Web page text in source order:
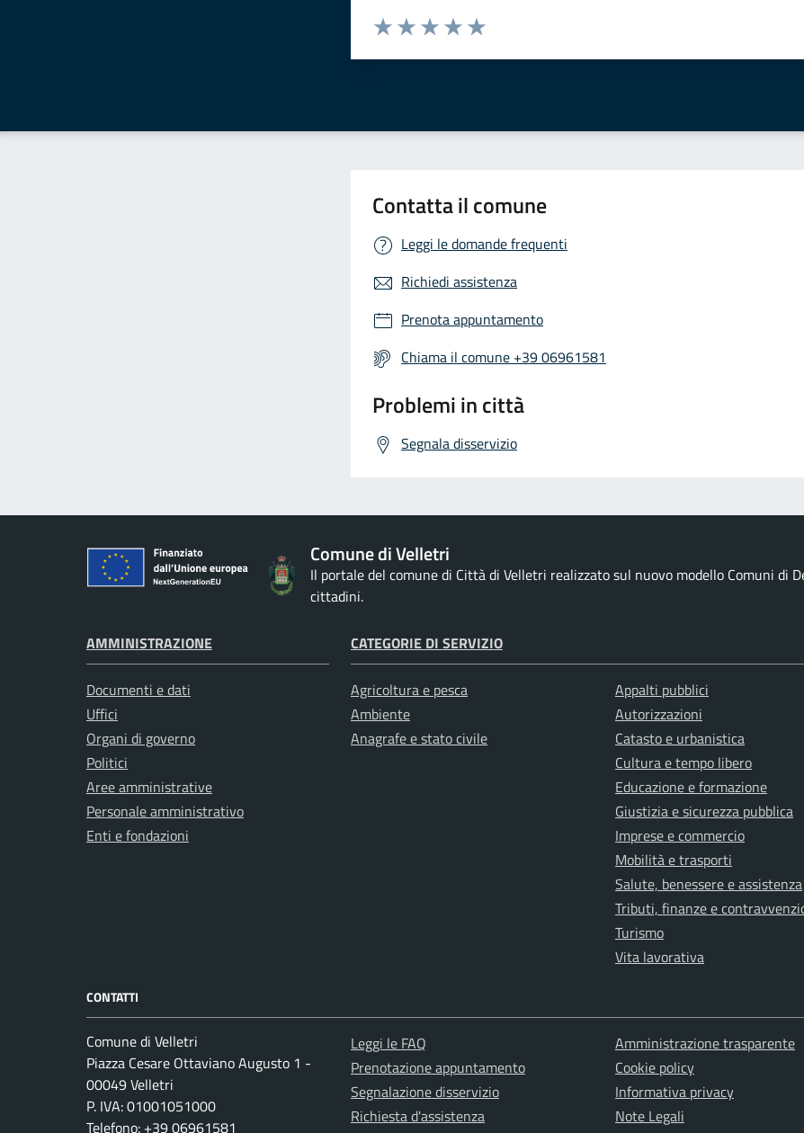
Valuta da 1 a 5 stelle la pagina
Contatta il comune
Leggi le domande frequenti
Richiedi assistenza
Prenota appuntamento
Chiama il comune +39 06961581
Problemi in città
Segnala disservizio
Comune di Velletri
Il portale del comune di Città di Velletri realizzato sul nuovo modello Comuni di
cittadini.
AMMINISTRAZIONE
Documenti e dati
Uffici
Organi di governo
Politici
Aree amministrative
Personale amministrativo
Enti e fondazioni
CATEGORIE DI SERVIZIO
Agricoltura e pesca
Ambiente
Anagrafe e stato civile
Appalti pubblici
Autorizzazioni
Catasto e urbanistica
Cultura e tempo libero
Educazione e formazione
Giustizia e sicurezza pubblica
Imprese e commercio
Mobilità e trasporti
Salute, benessere e assistenza
Tributi, finanze e
Turismo
Vita lavorativa
CONTATTI
Comune di Velletri
Piazza Cesare Ottaviano Augusto 1 -
00049 Velletri
P. IVA: 01001051000
Telefono: +39 06961581
Leggi le FAQ
Prenotazione appuntamento
Segnalazione disservizio
Richiesta d'assistenza
Amministrazione trasparente
Cookie policy
Informativa privacy
Note Legali